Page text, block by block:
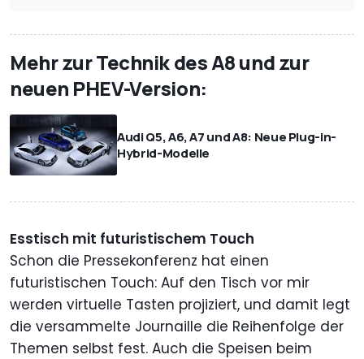
Mehr zur Technik des A8 und zur
neuen PHEV-Version:
Audi Q5, A6, A7 und A8: Neue Plug-in-
Hybrid-Modelle
Esstisch mit futuristischem Touch
Schon die Pressekonferenz hat einen
futuristischen Touch: Auf den Tisch vor mir
werden virtuelle Tasten projiziert, und damit legt
die versammelte Journaille die Reihenfolge der
Themen selbst fest. Auch die Speisen beim